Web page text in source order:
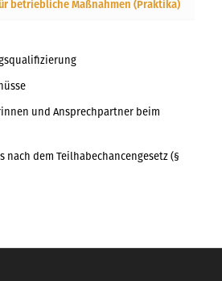
betriebliche Maßnahmen (Praktika)
und Ansprechpartner beim
nach dem Teilhabechancengesetz (§